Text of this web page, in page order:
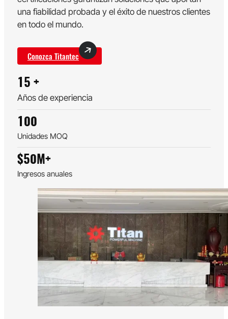
una fiabilidad probada y el éxito de nuestros clientes
en todo el mundo.
Conozca Titantec
15 +
Años de experiencia
100
Unidades MOQ
$50M+
Ingresos anuales